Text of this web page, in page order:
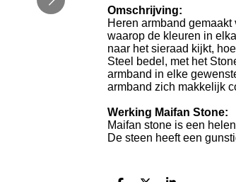
Omschrijving:
Heren armband
waarop de kleuren in
naar het sieraad kijkt,
Steel bedel, met het
armband in elke
armband zich makkelijk
Werking Maifan Stone:
Maifan stone is een
De steen heeft een